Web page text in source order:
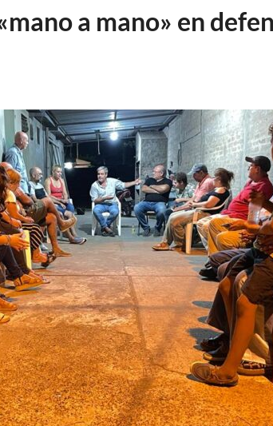
a mano» en